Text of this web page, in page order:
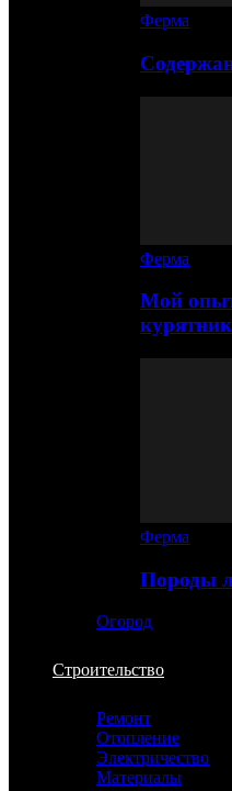
Ферма
Ферма
Мой опыт
Ферма
Породы
Огород
Строительство
Ремонт
Отопление
Электричество
Материалы